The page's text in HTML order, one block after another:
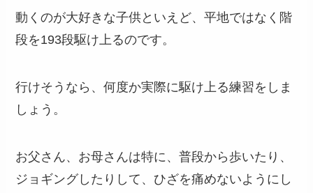
動くのが大好きな子供といえど、平地ではなく階
段を193段駆け上るのです。
行けそうなら、何度か実際に駆け上る練習をしま
しょう。
お父さん、お母さんは特に、普段から歩いたり、
ジョギングしたりして、ひざを痛めないようにし